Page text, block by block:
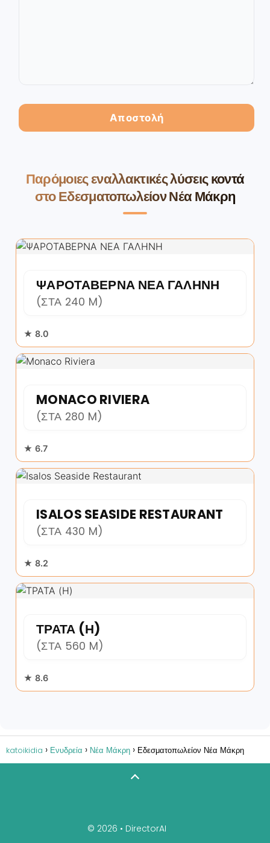
Παρόμοιες εναλλακτικές λύσεις κοντά
στο Εδεσματοπωλείον Νέα Μάκρη
ΨΑΡΟΤΑΒΕΡΝΑ ΝΕΑ ΓΑΛΗΝΗ
(ΣΤΑ 240 M)
★ 8.0
MONACO RIVIERA
(ΣΤΑ 280 M)
★ 6.7
ISALOS SEASIDE RESTAURANT
(ΣΤΑ 430 M)
★ 8.2
ΤΡΑΤΑ (Η)
(ΣΤΑ 560 M)
★ 8.6
katoikidia Ενυδρεία Νέα Μάκρη Εδεσματοπωλείον Νέα Μάκρη
© 2026 • DirectorAI